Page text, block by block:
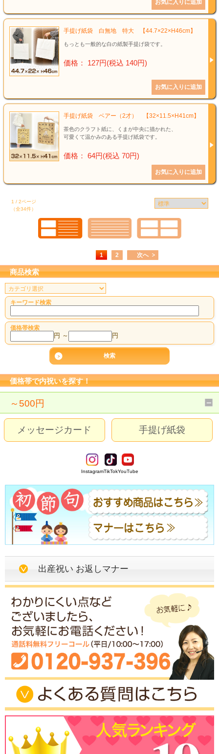
手提げ紙袋 白無地 特大 【44.7×22×H46cm】
もっとも一般的な白の紙製手提げ袋です。
価格： 127円(税込 140円)
手提げ紙袋 ベアー（2才） 【32×11.5×H41cm】
茶色のクラフト紙に、くまが中央に描かれた、
可愛くて温かみのある手提げ紙袋です。
価格： 64円(税込 70円)
1 / 2ページ
（全34件）
1 2 次へ
商品検索
キーワード検索
価格帯検索
円 ～ 円
価格帯で内祝いを探す！
～500円
メッセージカード 手提げ紙袋
InstagramTikTokYouTube
出産祝い お返しマナー